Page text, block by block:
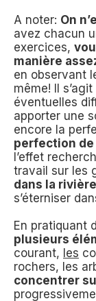
A noter: On
avez chacun
exercices,
manière
en observant
même! Il
éventuelles
apporter une
encore la
perfection
l’effet
travail sur les
dans la
s’éterniser
En pratiquant
plusieurs
courant, les
rochers, les
concentrer